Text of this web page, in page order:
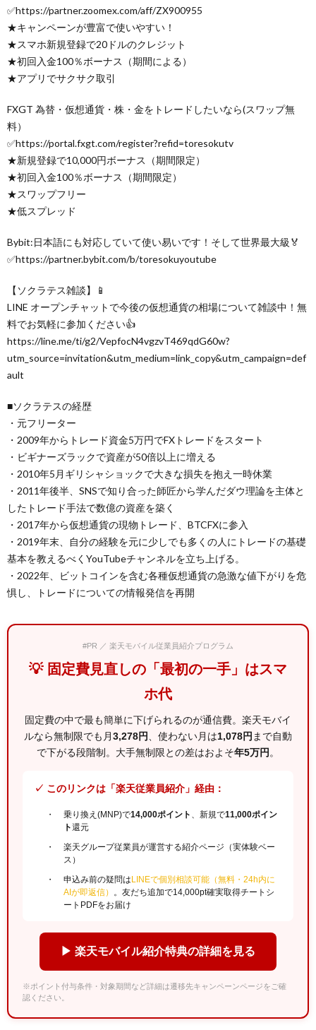
✅https://partner.zoomex.com/aff/ZX900955
★キャンペーンが豊富で使いやすい！
★スマホ新規登録で20ドルのクレジット
★初回入金100％ボーナス（期間による）
★アプリでサクサク取引
FXGT 為替・仮想通貨・株・金をトレードしたいなら(スワップ無
料）
✅https://portal.fxgt.com/register?refid=toresokutv
★新規登録で10,000円ボーナス（期間限定）
★初回入金100％ボーナス（期間限定）
★スワップフリー
★低スプレッド
Bybit:日本語にも対応していて使い易いです！そして世界最大級🏅
✅https://partner.bybit.com/b/toresokuyoutube
【ソクラテス雑談】📱
LINE オープンチャットで今後の仮想通貨の相場について雑談中！無
料でお気軽に参加ください👍
https://line.me/ti/g2/VepfocN4vgzvT469qdG60w?
utm_source=invitation&utm_medium=link_copy&utm_campaign=def
ault
■ソクラテスの経歴
・元フリーター
・2009年からトレード資金5万円でFXトレードをスタート
・ビギナーズラックで資産が50倍以上に増える
・2010年5月ギリシャショックで大きな損失を抱え一時休業
・2011年後半、SNSで知り合った師匠から学んだダウ理論を主体と
したトレード手法で数億の資産を築く
・2017年から仮想通貨の現物トレード、BTCFXに参入
・2019年末、自分の経験を元に少しでも多くの人にトレードの基礎
基本を教えるべくYouTubeチャンネルを立ち上げる。
・2022年、ビットコインを含む各種仮想通貨の急激な値下がりを危
惧し、トレードについての情報発信を再開
#PR ／ 楽天モバイル従業員紹介プログラム
💡 固定費見直しの「最初の一手」はスマ
ホ代
固定費の中で最も簡単に下げられるのが通信費。楽天モバイ
ルなら無制限でも月3,278円 、使わない月は1,078円 まで自動
で下がる段階制。大手無制限との差はおよそ年5万円 。
✓ このリンクは「楽天従業員紹介」経由：
乗り換え(MNP)で14,000ポイント 、新規で11,000ポイン
ト還元
楽天グループ従業員が運営する紹介ページ（実体験ベー
ス）
申込み前の疑問はLINEで個別相談可能（無料・24h内に
AIが即返信）
。友だち追加で14,000pt確実取得チートシ
ートPDFをお届け
▶ 楽天モバイル紹介特典の詳細を見る
※ポイント付与条件・対象期間など詳細は遷移先キャンペーンページをご確
認ください。